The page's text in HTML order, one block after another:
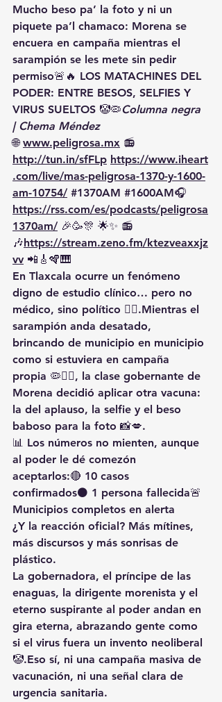
Mucho beso pa’ la foto y ni un
piquete pa’l chamaco: Morena se
encuera en campaña mientras el
sarampión se les mete sin pedir
permiso🚨🔥 LOS MATACHINES DEL
PODER: ENTRE BESOS, SELFIES Y
VIRUS SUELTOS 🤡🦠Columna negra
| Chema Méndez
🌐 www.peligrosa.mx 📻
http://tun.in/sfFLp https://www.iheart
.com/live/mas-peligrosa-1370-y-1600-
am-10754/ #1370AM #1600AM🎧
https://rss.com/es/podcasts/peligrosa
1370am/ 🎉🥳🎊 🌟✨ 📻
🎶https://stream.zeno.fm/ktezveaxxjz
vv 📲🎸🪇🎹
En Tlaxcala ocurre un fenómeno
digno de estudio clínico… pero no
médico, sino político 🤦‍♂️.Mientras el
sarampión anda desatado,
brincando de municipio en municipio
como si estuviera en campaña
propia 🦠🏃‍♂️, la clase gobernante de
Morena decidió aplicar otra vacuna:
la del aplauso, la selfie y el beso
baboso para la foto 📸💋.
📊 Los números no mienten, aunque
al poder le dé comezón
aceptarlos:🔴 10 casos
confirmados⚫ 1 persona fallecida🚨
Municipios completos en alerta
¿Y la reacción oficial? Más mítines,
más discursos y más sonrisas de
plástico.
La gobernadora, el príncipe de las
enaguas, la dirigente morenista y el
eterno suspirante al poder andan en
gira eterna, abrazando gente como
si el virus fuera un invento neoliberal
🤡.Eso sí, ni una campaña masiva de
vacunación, ni una señal clara de
urgencia sanitaria.